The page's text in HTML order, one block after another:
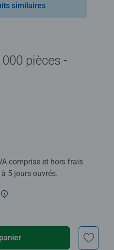
similaires
pièces -
comprise et hors frais
5 jours ouvrés.